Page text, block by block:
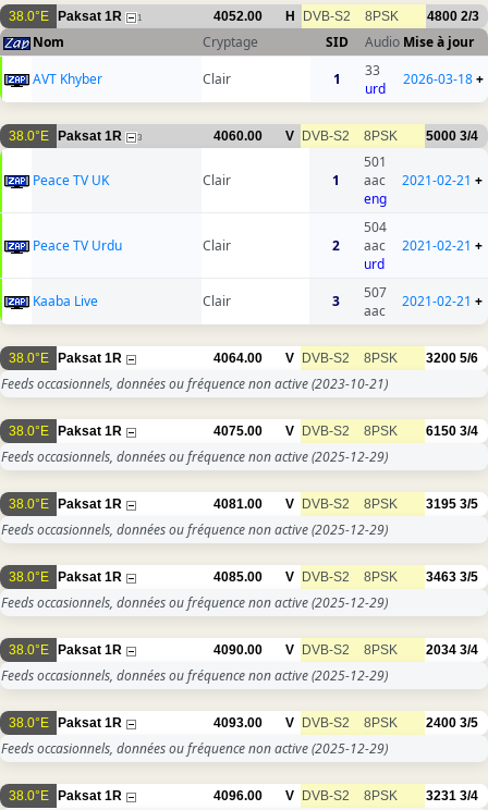
38.0°E Paksat 1R 1 4052.00 H DVB-S2 8PSK 4800 2/3
Nom Cryptage SID Audio Mise à jour
AVT Khyber
Clair 1
33
urd
2026-03-18+
38.0°E Paksat 1R 3 4060.00 V DVB-S2 8PSK 5000 3/4
Peace TV UK Clair 1
501
aac
eng
2021-02-21 +
Peace TV Urdu Clair 2
504
aac
urd
2021-02-21 +
Kaaba Live Clair 3
507
aac
2021-02-21 +
38.0°E Paksat 1R 4064.00 V DVB-S2 8PSK 3200 5/6
Feeds occasionnels, données ou fréquence non active(2023-10-21)
38.0°E Paksat 1R 4075.00 V DVB-S2 8PSK 6150 3/4
Feeds occasionnels, données ou fréquence non active(2025-12-29)
38.0°E Paksat 1R 4081.00 V DVB-S2 8PSK 3195 3/5
Feeds occasionnels, données ou fréquence non active(2025-12-29)
38.0°E Paksat 1R 4085.00 V DVB-S2 8PSK 3463 3/5
Feeds occasionnels, données ou fréquence non active(2025-12-29)
38.0°E Paksat 1R 4090.00 V DVB-S2 8PSK 2034 3/4
Feeds occasionnels, données ou fréquence non active(2025-12-29)
38.0°E Paksat 1R 4093.00 V DVB-S2 8PSK 2400 3/5
Feeds occasionnels, données ou fréquence non active(2025-12-29)
38.0°E Paksat 1R 4096.00 V DVB-S2 8PSK 3231 3/4